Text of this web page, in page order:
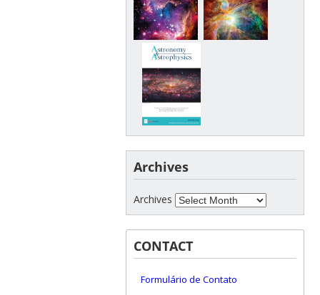
Archives
Archives
CONTACT
Formulário de Contato